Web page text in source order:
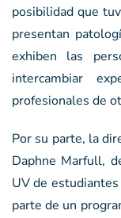
posibilidad que
presentan
exhiben las
intercambiar
profesionales de
Por su parte, la
Daphne Marfull,
UV de
parte de un